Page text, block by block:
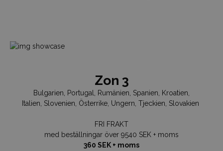
Zon 3
Bulgarien, Portugal, Rumänien, Spanien, Kroatien,
Italien, Slovenien, Österrike, Ungern, Tjeckien, Slovakien
FRI FRAKT
med beställningar över 9540 SEK + moms
360 SEK + moms